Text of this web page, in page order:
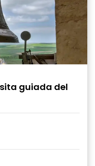
guiada del